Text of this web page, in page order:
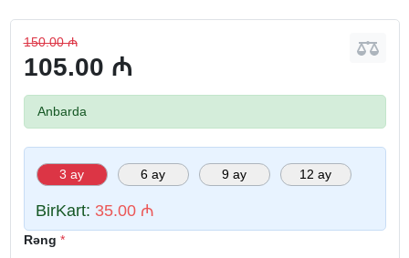
150.00 ₼
105.00 ₼
Anbarda
3 ay 6 ay 9 ay 12 ay
BirKart: 35.00 ₼
Rəng